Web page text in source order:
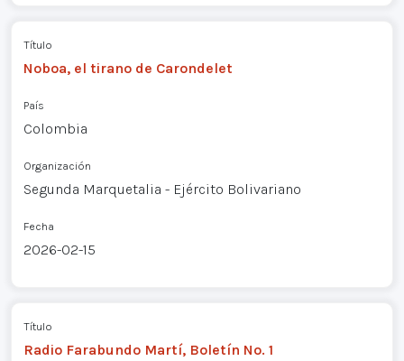
Título
Noboa, el tirano de Carondelet
País
Colombia
Organización
Segunda Marquetalia - Ejército Bolivariano
Fecha
2026-02-15
Título
Radio Farabundo Martí, Boletín No. 1